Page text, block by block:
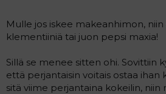
Mulle jos iskee makeanhimon, niin
klementiiniä tai juon pepsi maxia!
Sillä se menee sitten ohi. Sovittiin
että perjantaisin voitais ostaa ihan
sitä viime perjantaina kokeilin, niin